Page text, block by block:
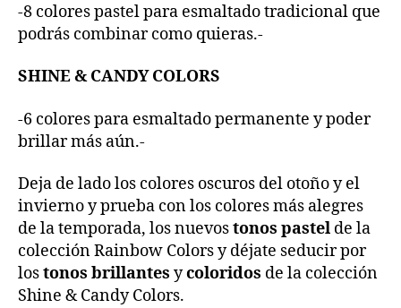
-8 colores pastel para esmaltado tradicional que
podrás combinar como quieras.-
SHINE & CANDY COLORS
-6 colores para esmaltado permanente y poder
brillar más aún.-
Deja de lado los colores oscuros del otoño y el
invierno y prueba con los colores más alegres
de la temporada, los nuevostonos pastel de la
colección Rainbow Colors y déjate seducir por
lostonos brillantes ycoloridos de la colección
Shine & Candy Colors.